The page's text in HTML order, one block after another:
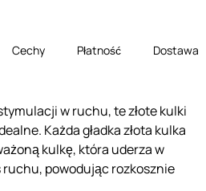
Cechy Płatność Dostawa
w ruchu, te złote kulki
Każda gładka złota kulka
kulkę, która uderza w
powodując rozkosznie